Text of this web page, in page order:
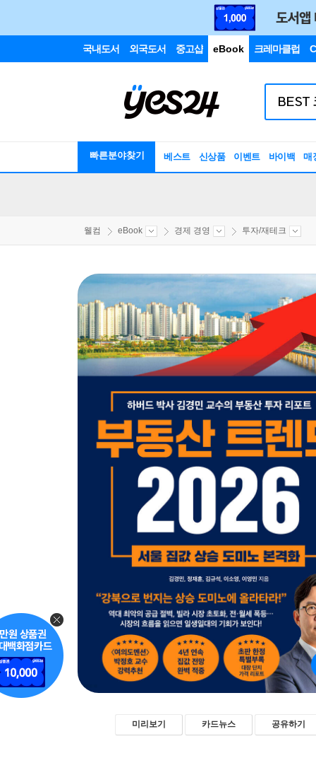
국내도서 외국도서 중고샵 eBook 크레마클럽
빠른분야찾기 베스트 신상품 이벤트 바이백 매
웰컴 eBook 경제 경영 투자/재테크
미리보기 카드뉴스 공유하기